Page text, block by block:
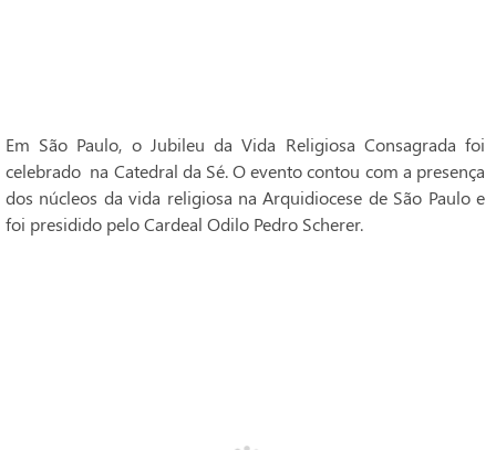
Em São Paulo, o Jubileu da Vida Religiosa Consagrada foi
celebrado na Catedral da Sé. O evento contou com a presença
dos núcleos da vida religiosa na Arquidiocese de São Paulo e
foi presidido pelo Cardeal Odilo Pedro Scherer.